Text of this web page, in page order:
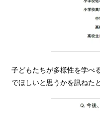
子どもたちが多様性を学べ
でほしいと思うかを訊ねた